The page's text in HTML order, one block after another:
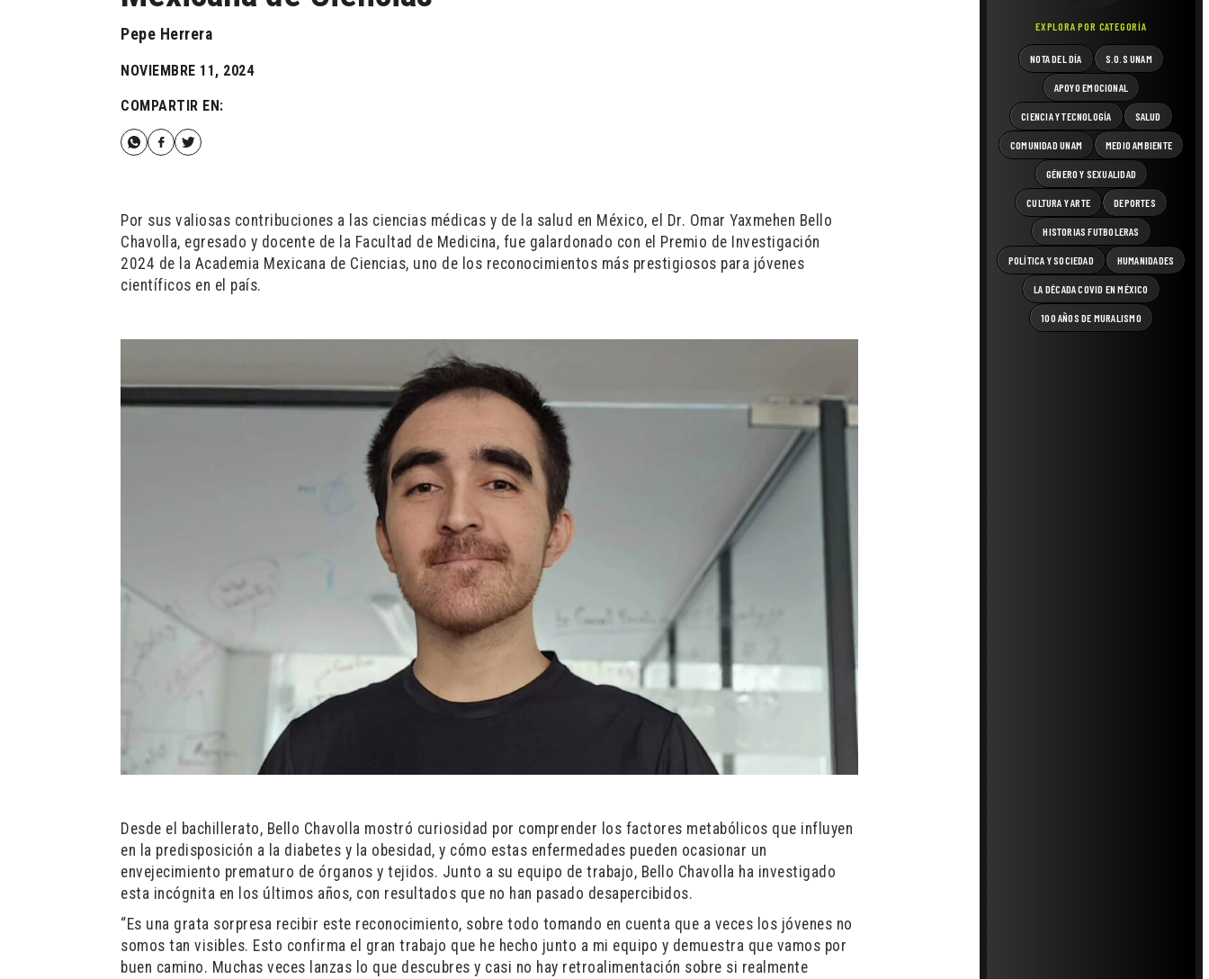
EXPLORA POR CATEGORÍA
NOTA DEL DÍA S.O.S UNAM
APOYO EMOCIONAL
CIENCIA Y TECNOLOGÍA SALUD
COMUNIDAD UNAM MEDIO AMBIENTE
GÉNERO Y SEXUALIDAD
CULTURA Y ARTE DEPORTES
HISTORIAS FUTBOLERAS
POLÍTICA Y SOCIEDAD HUMANIDADES
LA DÉCADA COVID EN MÉXICO
100 AÑOS DE MURALISMO
Pepe Herrera
NOVIEMBRE 11, 2024
COMPARTIR EN:
Por sus valiosas contribuciones a las ciencias médicas y de la salud en México, el Dr. Omar Yaxmehen Bello
Chavolla, egresado y docente de la Facultad de Medicina, fue galardonado con el Premio de Investigación
2024 de la Academia Mexicana de Ciencias, uno de los reconocimientos más prestigiosos para jóvenes
científicos en el país.
Desde el bachillerato, Bello Chavolla mostró curiosidad por comprender los factores metabólicos que influyen
en la predisposición a la diabetes y la obesidad, y cómo estas enfermedades pueden ocasionar un
envejecimiento prematuro de órganos y tejidos. Junto a su equipo de trabajo, Bello Chavolla ha investigado
esta incógnita en los últimos años, con resultados que no han pasado desapercibidos.
“Es una grata sorpresa recibir este reconocimiento, sobre todo tomando en cuenta que a veces los jóvenes no
somos tan visibles. Esto confirma el gran trabajo que he hecho junto a mi equipo y demuestra que vamos por
buen camino. Muchas veces lanzas lo que descubres y casi no hay retroalimentación sobre si realmente